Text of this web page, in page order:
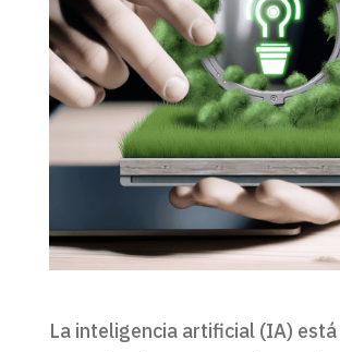
La inteligencia artificial (IA) está